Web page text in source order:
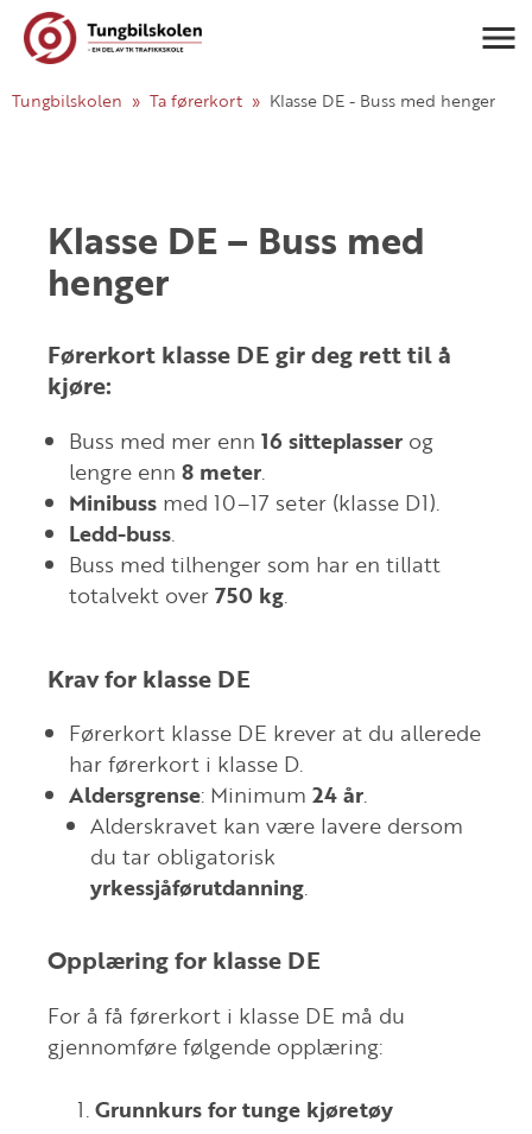
Tungbilskolen Ta førerkort Klasse DE - Buss med henger
Klasse DE – Buss med
henger
Førerkort klasse DE gir deg rett til å
kjøre:
Buss med mer enn 16 sitteplasser og
lengre enn 8 meter.
Minibuss med 10–17 seter (klasse D1).
Ledd-buss.
Buss med tilhenger som har en tillatt
totalvekt over750 kg.
Krav for klasse DE
Førerkort klasse DE krever at du allerede
har førerkort i klasse D.
Aldersgrense: Minimum 24 år.
Alderskravet kan være lavere dersom
du tar obligatorisk
yrkessjåførutdanning.
Opplæring for klasse DE
For å få førerkort i klasse DE må du
gjennomføre følgende opplæring:
Grunnkurs for tunge kjøretøy